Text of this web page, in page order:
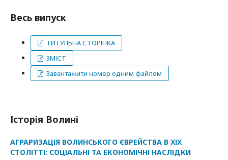
Весь випуск
ТИТУЛЬНА СТОРІНКА
ЗМІСТ
Завантажити номер одним файлом
Історія Волині
АГРАРИЗАЦІЯ ВОЛИНСЬКОГО ЄВРЕЙСТВА В ХІХ
СТОЛІТТІ: СОЦІАЛЬНІ ТА ЕКОНОМІЧНІ НАСЛІДКИ